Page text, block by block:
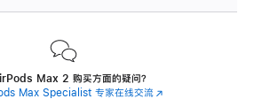
Max 2 购买方面的疑问？
Max Specialist 专家在线交流(在